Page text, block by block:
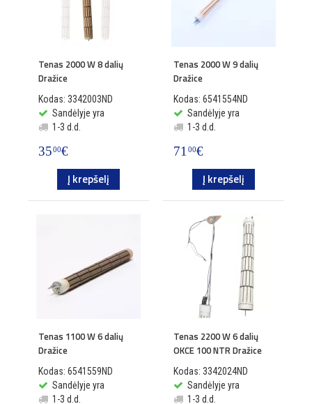
Tenas 2000 W 8 dalių
Dražice
Kodas: 3342003ND
Sandėlyje yra
1-3 d.d.
3500€
Į krepšelį
Tenas 2000 W 9 dalių
Dražice
Kodas: 6541554ND
Sandėlyje yra
1-3 d.d.
7100€
Į krepšelį
Tenas 1100 W 6 dalių
Dražice
Kodas: 6541559ND
Sandėlyje yra
1-3 d.d.
Tenas 2200 W 6 dalių
OKCE 100 NTR Dražice
Kodas: 3342024ND
Sandėlyje yra
1-3 d.d.